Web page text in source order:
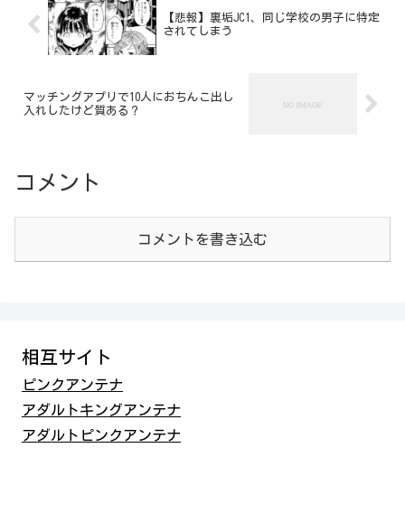
【悲報】裏垢JC1、同じ学校の男子に特定
されてしまう
マッチングアプリで10人におちんこ出し
入れしたけど質ある？
コメント
コメントを書き込む
相互サイト
ピンクアンテナ
アダルトキングアンテナ
アダルトピンクアンテナ